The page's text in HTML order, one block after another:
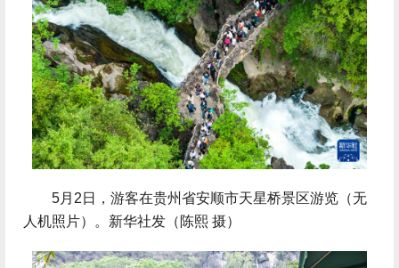
5月2日，游客在贵州省安顺市天星桥景区游览（无
人机照片）。新华社发（陈熙 摄）